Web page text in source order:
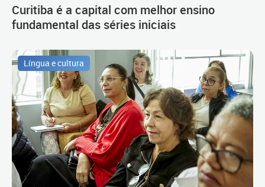
Curitiba é a capital com melhor ensino
fundamental das séries iniciais
Língua e cultura